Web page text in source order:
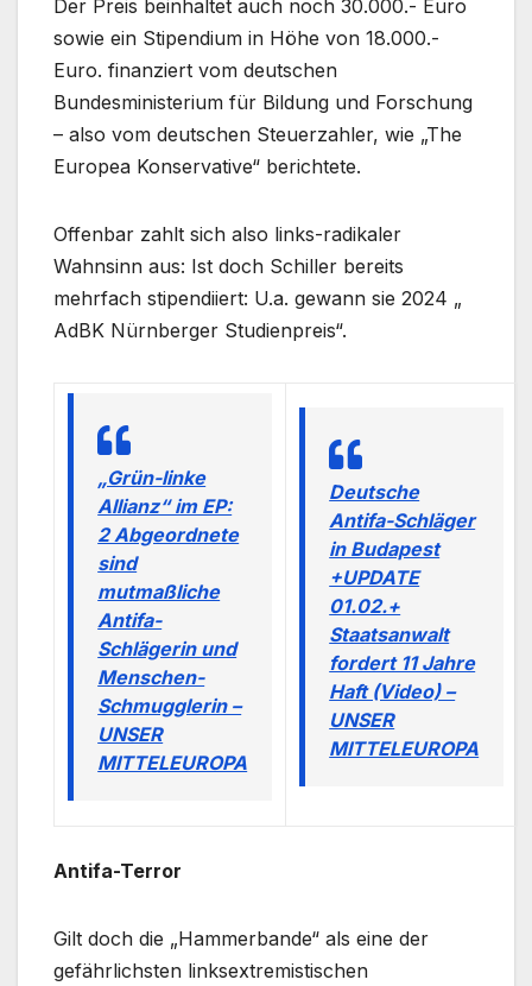
Der Preis beinhaltet auch noch 30.000.- Euro
sowie ein Stipendium in Höhe von 18.000.-
Euro. finanziert vom deutschen
Bundesministerium für Bildung und Forschung
– also vom deutschen Steuerzahler, wie „The
Europea Konservative“ berichtete.
Offenbar zahlt sich also links-radikaler
Wahnsinn aus: Ist doch Schiller bereits
mehrfach stipendiiert: U.a. gewann sie 2024 „
AdBK Nürnberger Studienpreis“.
„Grün-linke
Allianz“ im EP:
2 Abgeordnete
sind
mutmaßliche
Antifa-
Schlägerin und
Menschen-
Schmugglerin –
UNSER
MITTELEUROPA
Deutsche
Antifa-Schläger
in Budapest
+UPDATE
01.02.+
Staatsanwalt
fordert 11 Jahre
Haft (Video) –
UNSER
MITTELEUROPA
Antifa-Terror
Gilt doch die „Hammerbande“ als eine der
gefährlichsten linksextremistischen